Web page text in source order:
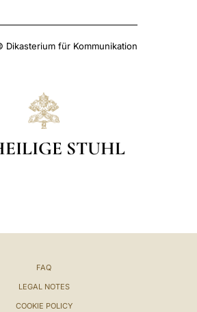
für Kommunikation
STUHL
FAQ
LEGAL NOTES
COOKIE POLICY